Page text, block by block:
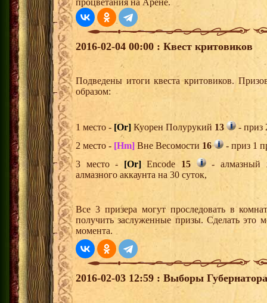
процветания на Арене.
2016-02-04 00:00 : Квест критовиков
Подведены итоги квеста критовиков.
образом:
1 место - [Or] Куорен Полурукий 13
- приз
2 место - [Hm] Вне Весомости 16
- приз 1
3 место - [Or]Encode 15
- алмазный
алмазного аккаунта на 30 суток,
Все 3 призера могут проследовать в
получить заслуженные призы. Сделать это
момента.
2016-02-03 12:59 : Выборы